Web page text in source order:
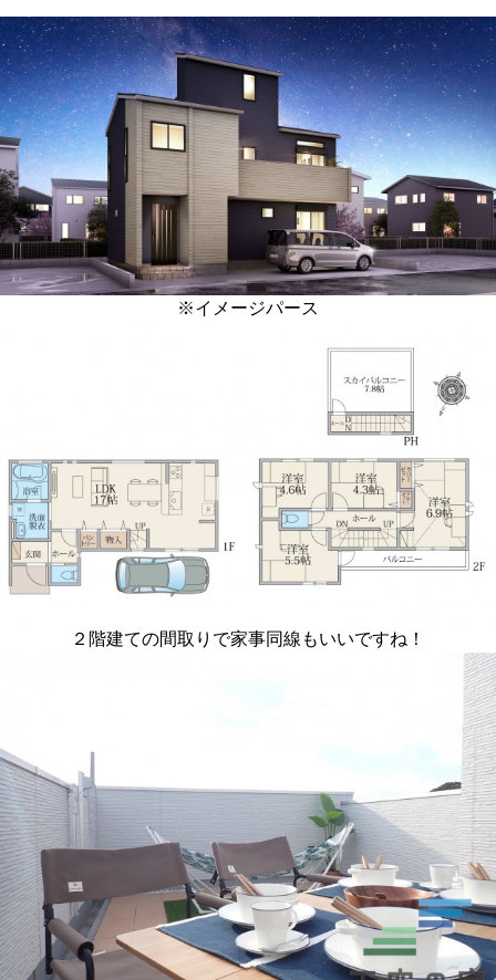
※イメージパース
２階建ての間取りで家事同線もいいですね！